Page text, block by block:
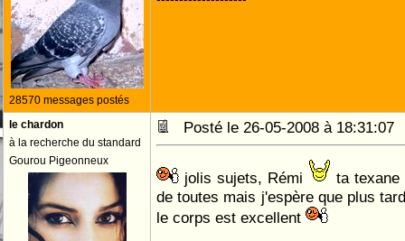
28570 messages postés
le chardon
à la recherche du standard
Gourou Pigeonneux
Posté le 26-05-2008 à
jolis sujets, Rémi
ta texane
de toutes mais j'espère que plus
le corps est excellent